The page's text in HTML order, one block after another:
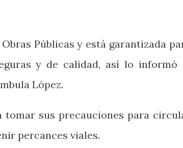
Públicas y está garantizada
y de calidad, así lo informó
López.
sus precauciones para
percances viales.